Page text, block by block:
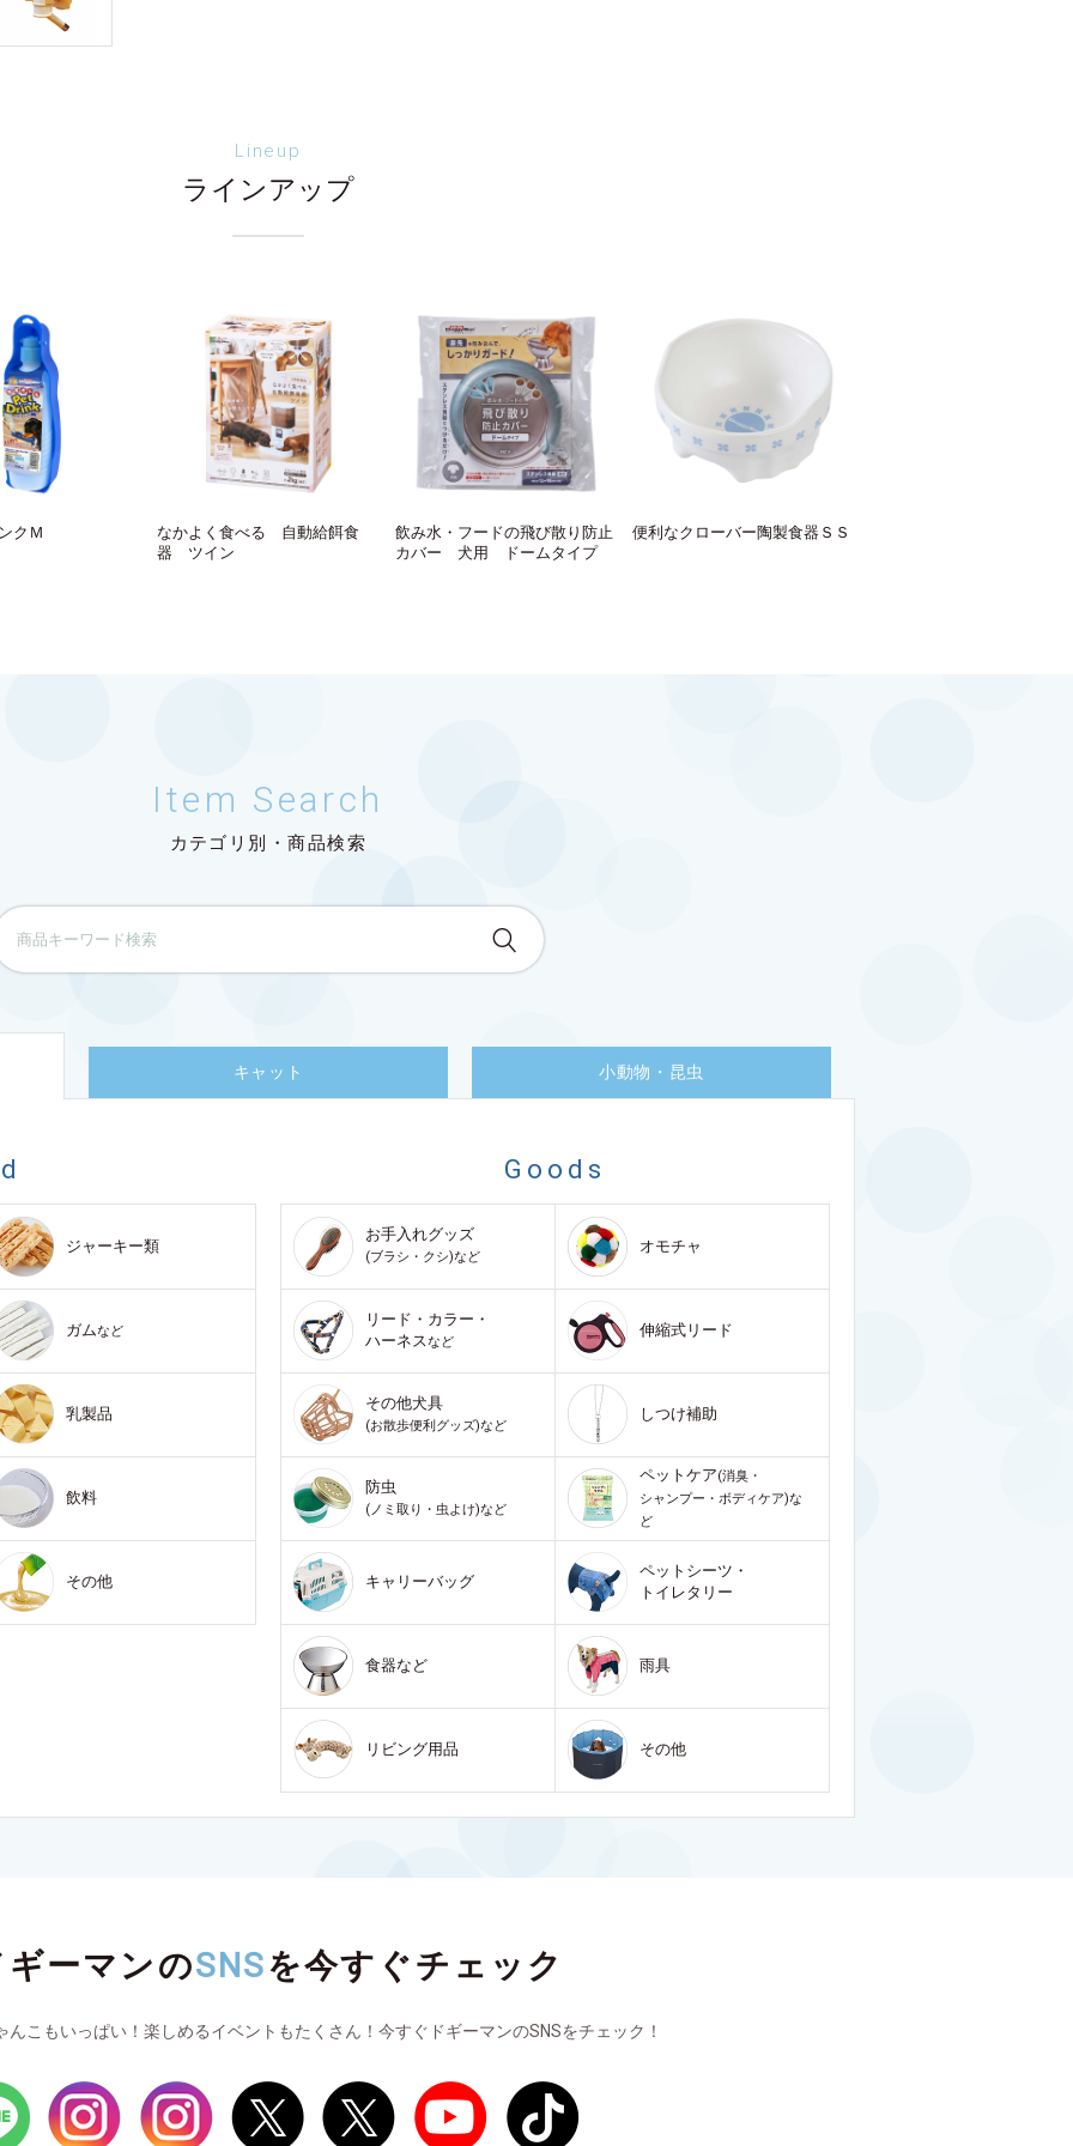
Lineup
ラインアップ
クＭ
なかよく食べる 自動給餌食
器 ツイン
飲み水・フードの飛び散り防止
カバー 犬用 ドームタイプ
便利なクローバー陶製食器ＳＳ
Item Search
カテゴリ別・商品検索
キャット 小動物・昆虫
ジャーキー類
ガムなど
乳製品
飲料
その他
Goods
お手入れグッズ
(ブラシ・クシ)など
オモチャ
リード・カラー・
ハーネスなど
伸縮式リード
その他犬具
(お散歩便利グッズ)など
しつけ補助
防虫
(ノミ取り・虫よけ)など
ペットケア(消臭・
シャンプー・ボディケア)な
ど
キャリーバッグ
ペットシーツ・
トイレタリー
食器など 雨具
リビング用品 その他
ギーマンのSNSを今すぐチェック
んこもいっぱい！楽しめるイベントもたくさん！今すぐドギーマンのSNSをチェック！